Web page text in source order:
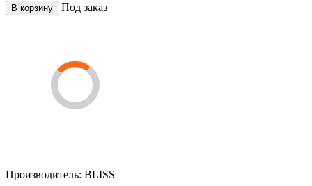
В корзину Под заказ
Производитель: BLISS